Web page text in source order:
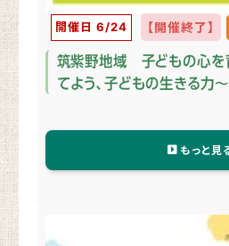
開催日 6/24 【開催終了】
筑紫野地域 子どもの心を
てよう、子どもの生きる力～
もっと見